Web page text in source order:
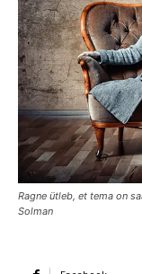
Ragne ütleb, et tema on
Solman